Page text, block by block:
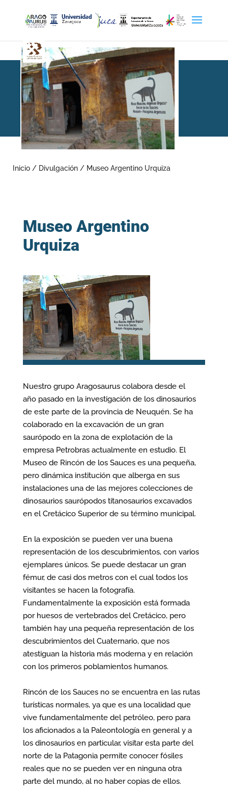
Inicio / Divulgación / Museo Argentino Urquiza
Museo Argentino
Urquiza
Nuestro grupo Aragosaurus colabora desde el
año pasado en la investigación de los dinosaurios
de este parte de la provincia de Neuquén. Se ha
colaborado en la excavación de un gran
saurópodo en la zona de explotación de la
empresa Petrobras actualmente en estudio. El
Museo de Rincón de los Sauces es una pequeña,
pero dinámica institución que alberga en sus
instalaciones una de las mejores colecciones de
dinosaurios saurópodos titanosaurios excavados
en el Cretácico Superior de su término municipal.
En la exposición se pueden ver una buena
representación de los descubrimientos, con varios
ejemplares únicos. Se puede destacar un gran
fémur, de casi dos metros con el cual todos los
visitantes se hacen la fotografía.
Fundamentalmente la exposición está formada
por huesos de vertebrados del Cretácico, pero
también hay una pequeña representación de los
descubrimientos del Cuaternario, que nos
atestiguan la historia más moderna y en relación
con los primeros poblamientos humanos.
Rincón de los Sauces no se encuentra en las rutas
turísticas normales, ya que es una localidad que
vive fundamentalmente del petróleo, pero para
los aficionados a la Paleontología en general y a
los dinosaurios en particular, visitar esta parte del
norte de la Patagonia permite conocer fósiles
reales que no se pueden ver en ninguna otra
parte del mundo, al no haber copias de ellos.